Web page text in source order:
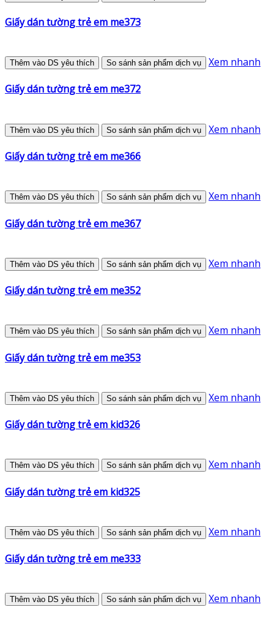
Giấy dán tường trẻ em me373
Thêm vào DS yêu thích So sánh sản phẩm dịch vụ Xem nhanh
Giấy dán tường trẻ em me372
Thêm vào DS yêu thích So sánh sản phẩm dịch vụ Xem nhanh
Giấy dán tường trẻ em me366
Thêm vào DS yêu thích So sánh sản phẩm dịch vụ Xem nhanh
Giấy dán tường trẻ em me367
Thêm vào DS yêu thích So sánh sản phẩm dịch vụ Xem nhanh
Giấy dán tường trẻ em me352
Thêm vào DS yêu thích So sánh sản phẩm dịch vụ Xem nhanh
Giấy dán tường trẻ em me353
Thêm vào DS yêu thích So sánh sản phẩm dịch vụ Xem nhanh
Giấy dán tường trẻ em kid326
Thêm vào DS yêu thích So sánh sản phẩm dịch vụ Xem nhanh
Giấy dán tường trẻ em kid325
Thêm vào DS yêu thích So sánh sản phẩm dịch vụ Xem nhanh
Giấy dán tường trẻ em me333
Thêm vào DS yêu thích So sánh sản phẩm dịch vụ Xem nhanh